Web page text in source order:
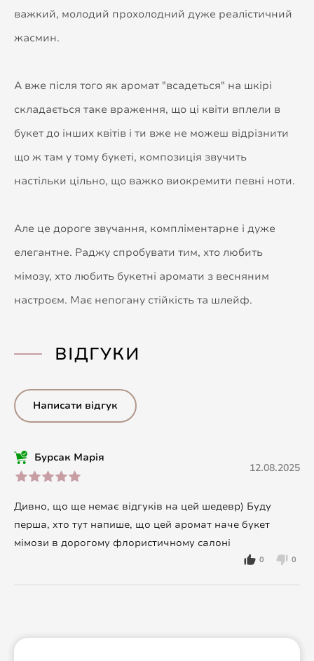
важкий, молодий прохолодний дуже реалістичний
жасмин.
А вже після того як аромат "всадеться" на шкірі
складається таке враження, що ці квіти вплели в
букет до інших квітів і ти вже не можеш відрізнити
що ж там у тому букеті, композиція звучить
настільки цільно, що важко виокремити певні ноти.
Але це дороге звучання, компліментарне і дуже
елегантне. Раджу спробувати тим, хто любить
мімозу, хто любить букетні аромати з весняним
настроєм. Має непогану стійкість та шлейф.
ВІДГУКИ
Написати відгук
Бурсак Марія
12.08.2025
Дивно, що ще немає відгуків на цей шедевр) Буду
перша, хто тут напише, що цей аромат наче букет
мімози в дорогому флористичному салоні
0 0